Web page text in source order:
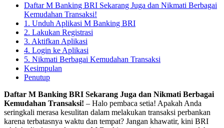
Daftar M Banking BRI Sekarang Juga dan Nikmati Berbagai
Kemudahan Transaksi!
1. Unduh Aplikasi M Banking BRI
2. Lakukan Registrasi
3. Aktifkan Aplikasi
4. Login ke Aplikasi
5. Nikmati Berbagai Kemudahan Transaksi
Kesimpulan
Penutup
Daftar M Banking BRI Sekarang Juga dan Nikmati Berbagai
Kemudahan Transaksi! – Halo pembaca setia! Apakah Anda
seringkali merasa kesulitan dalam melakukan transaksi perbankan
karena terbatasnya waktu dan tempat? Jangan khawatir, kini BRI